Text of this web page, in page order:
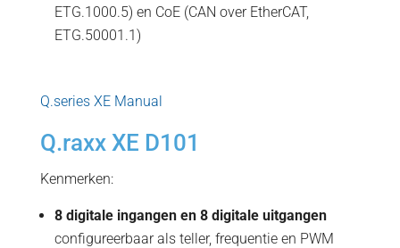
ETG.1000.5) en CoE (CAN over EtherCAT,
ETG.50001.1)
Q.series XE Manual
Q.raxx XE D101
Kenmerken:
8 digitale ingangen en 8 digitale uitgangen
configureerbaar als teller, frequentie en PWM